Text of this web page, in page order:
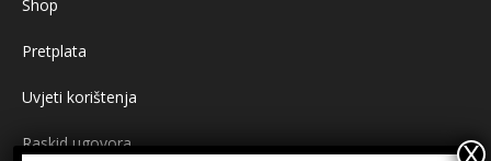
Shop
Pretplata
Uvjeti korištenja
Raskid ugovora